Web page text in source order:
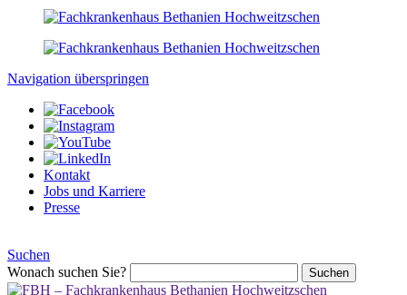
Navigation überspringen
Kontakt
Jobs und Karriere
Presse
Suchen
Wonach suchen Sie?
Suchen